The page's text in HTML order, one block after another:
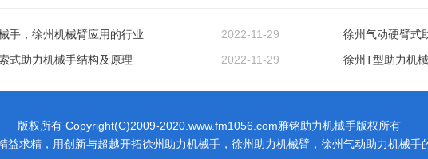
2022-11-29
手，徐州机械臂应用的行业
徐州气动硬臂式
2022-11-29
式助力机械手结构及原理 徐州T型助力机
版权所有 Copyright(C)2009-2020.www.fm1056.com雅铭助力机械手版权所有
益求精，用创新与超越开拓徐州助力机械手，徐州助力机械臂，徐州气动助力机械手